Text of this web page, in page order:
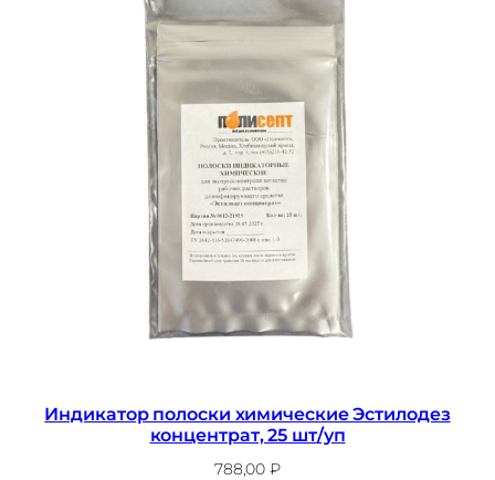
Индикатор полоски химические Эстилодез
концентрат, 25 шт/уп
788,00₽